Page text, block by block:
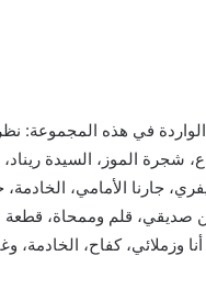
في هذه المجموعة:
شجرة الموز، السيدة ريناد،
جارنا الأمامي، الخادمة،
صديقي، قلم وممحاة، قطعة
وزملائي، كفاح، الخادمة،